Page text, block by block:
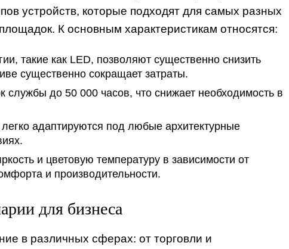
устройств, которые подходят для самых разных
К основным характеристикам относятся:
такие как LED, позволяют существенно снизить
существенно сокращает затраты.
службы до 50 000 часов, что снижает необходимость в
адаптируются под любые архитектурные
и цветовую температуру в зависимости от
и производительности.
для бизнеса
в различных сферах: от торговли и